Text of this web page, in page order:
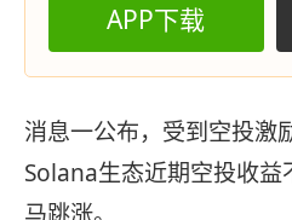
APP下载
消息一公布，受到空投激
Solana生态近期空投收